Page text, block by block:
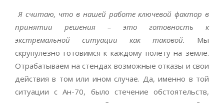
Я считаю, что в нашей работе ключевой фактор в
принятии решения – это готовность к
экстремальной ситуации как таковой. Мы
скрупулёзно готовимся к каждому полёту на земле.
Отрабатываем на стендах возможные отказы и свои
действия в том или ином случае. Да, именно в той
ситуации с Ан-70, было стечение обстоятельств,